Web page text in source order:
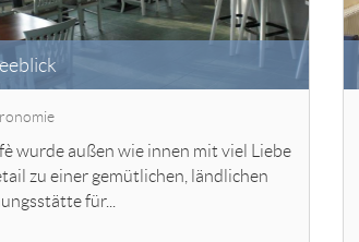
wurde außen wie innen mit viel Liebe
zu einer gemütlichen, ländlichen
für...